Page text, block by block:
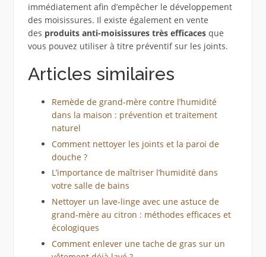
immédiatement afin d’empêcher le développement
des moisissures. Il existe également en vente
des produits anti-moisissures très efficacesque
vous pouvez utiliser à titre préventif sur les joints.
Articles similaires
Remède de grand-mère contre l’humidité
dans la maison : prévention et traitement
naturel
Comment nettoyer les joints et la paroi de
douche ?
L’importance de maîtriser l’humidité dans
votre salle de bains
Nettoyer un lave-linge avec une astuce de
grand-mère au citron : méthodes efficaces et
écologiques
Comment enlever une tache de gras sur un